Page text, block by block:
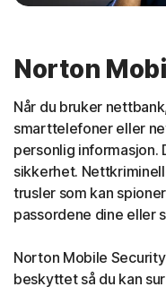
Norton
Når du bruker
smarttelefoner eller
personlig
sikkerhet.
trusler som kan
passordene dine eller
Norton Mobile
beskyttet så du kan